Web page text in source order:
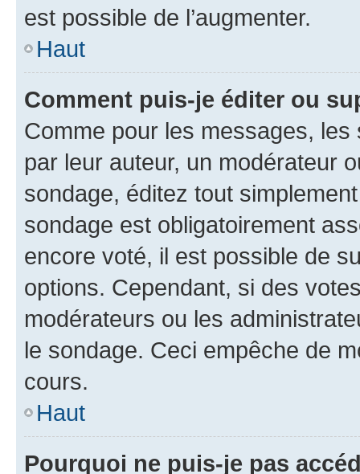
est possible de l’augmenter.
Haut
Comment puis-je éditer ou
Comme pour les messages,
par leur auteur, un modérateur
sondage, éditez tout
sondage est obligatoirement
encore voté, il est possible de
options. Cependant, si des
modérateurs ou les
le sondage. Ceci empêche de
cours.
Haut
Pourquoi ne puis-je pas